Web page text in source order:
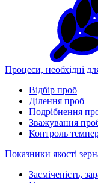
Процеси, необхідні
Відбір проб
Ділення проб
Подрібнення
Зважування
Контроль
Показники якості
Засміченість,